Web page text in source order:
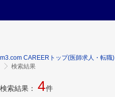
m3.com CAREERトップ(医師求人・転職)
検索結果
検索結果： 4件